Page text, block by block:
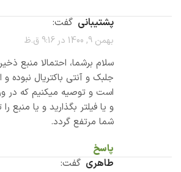
پشتیبانی گفت:
بهمن 9, 1400 در 9:16 ق.ظ
سلام برشما، احتمالا منبع
جلبک و آنتی باکتریال نبوده
است و توصیه میکنیم که در
و یا فیلتر بگذارید و یا منبع
شما مرتفع گردد.
پاسخ
طاهری گفت: